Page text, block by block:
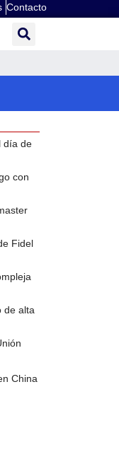
Contacto
día de
con
Fidel
de alta
China